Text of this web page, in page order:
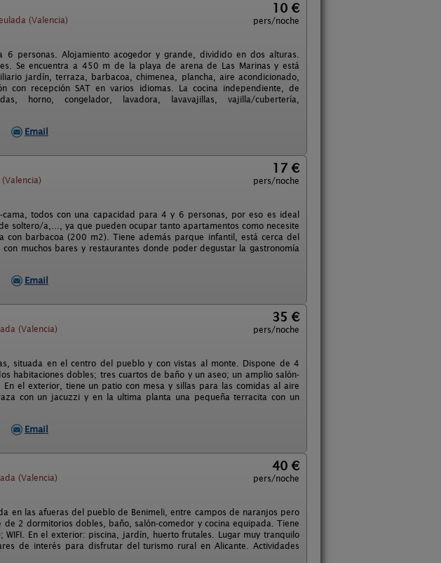
(Valencia)
10 €
pers/noche
personas. Alojamiento acogedor y grande, dividido en dos alturas.
Se encuentra a 450 m de la playa de arena de Las Marinas y está
jardín, terraza, barbacoa, chimenea, plancha, aire acondicionado,
recepción SAT en varios idiomas. La cocina independiente, de
horno, congelador, lavadora, lavavajillas, vajilla/cubertería,
Email
17 €
pers/noche
todos con una capacidad para 4 y 6 personas, por eso es ideal
soltero/a,..., ya que pueden ocupar tanto apartamentos como necesite
barbacoa (200 m2). Tiene además parque infantil, está cerca del
muchos bares y restaurantes donde poder degustar la gastronomía
Email
(Valencia)
35 €
pers/noche
situada en el centro del pueblo y con vistas al monte. Dispone de 4
habitaciones dobles; tres cuartos de baño y un aseo; un amplio salón-
el exterior, tiene un patio con mesa y sillas para las comidas al aire
con un jacuzzi y en la ultima planta una pequeña terracita con un
Email
(Valencia)
40 €
pers/noche
en las afueras del pueblo de Benimeli, entre campos de naranjos pero
2 dormitorios dobles, baño, salón-comedor y cocina equipada. Tiene
En el exterior: piscina, jardín, huerto frutales. Lugar muy tranquilo
de interés para disfrutar del turismo rural en Alicante. Actividades